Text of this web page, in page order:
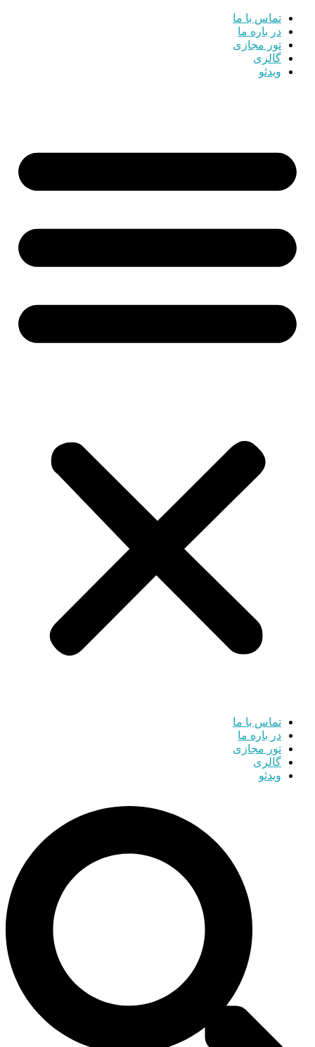
تماس با ما
در باره ما
تور مجازی
گالری
ویدئو
تماس با ما
در باره ما
تور مجازی
گالری
ویدئو